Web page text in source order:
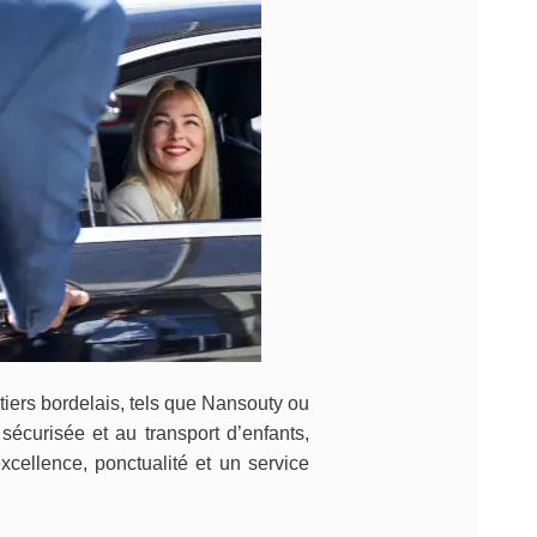
bordelais, tels que Nansouty ou
et au transport d’enfants,
ponctualité et un service